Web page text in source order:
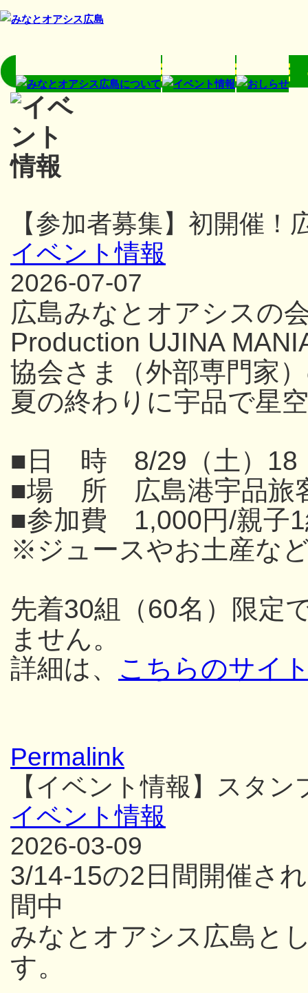
【参加者募集】初開催
イベント情報
2026-07-07
広島みなとオアシスの
Production UJINA
協会さま（外部専門家
夏の終わりに宇品で星
■日 時 8/29（土）18
■場 所 広島港宇品旅
■参加費 1,000円/親子
※ジュースやお土産な
先着30組（60名）限定
ません。
詳細は、 こちらのサイ
Permalink
【イベント情報】スタ
イベント情報
2026-03-09
3/14-15の2日間開催さ
間中
みなとオアシス広島と
す。